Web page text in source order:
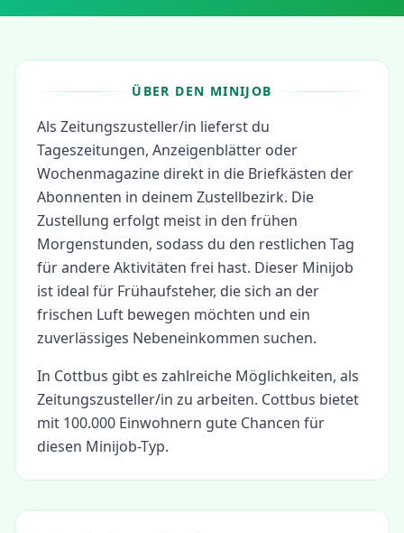
ÜBER DEN MINIJOB
Als Zeitungszusteller/in lieferst du
Tageszeitungen, Anzeigenblätter oder
Wochenmagazine direkt in die Briefkästen der
Abonnenten in deinem Zustellbezirk. Die
Zustellung erfolgt meist in den frühen
Morgenstunden, sodass du den restlichen Tag
für andere Aktivitäten frei hast. Dieser Minijob
ist ideal für Frühaufsteher, die sich an der
frischen Luft bewegen möchten und ein
zuverlässiges Nebeneinkommen suchen.
In Cottbus gibt es zahlreiche Möglichkeiten, als
Zeitungszusteller/in zu arbeiten. Cottbus bietet
mit 100.000 Einwohnern gute Chancen für
diesen Minijob-Typ.